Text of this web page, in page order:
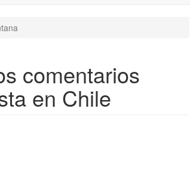
comentarios
en Chile